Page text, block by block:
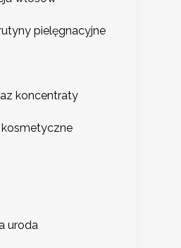
pielęgnacyjne
koncentraty
kosmetyczne
uroda